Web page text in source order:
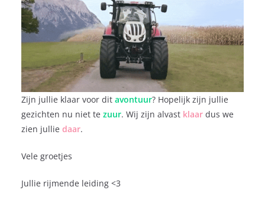
Zijn jullie klaar voor dit avontuur? Hopelijk zijn jullie
gezichten nu niet te zuur. Wij zijn alvast klaar dus we
zien jullie daar.
Vele groetjes
Jullie rijmende leiding <3